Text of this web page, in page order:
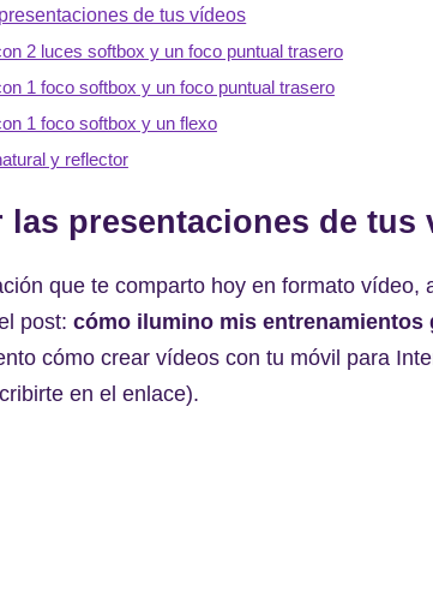
de tus vídeos
2 luces softbox y un foco puntual trasero
1 foco softbox y un foco puntual trasero
1 foco softbox y un flexo
y reflector
presentaciones de tus
que te comparto hoy en formato vídeo,
post: cómo ilumino mis entrenamientos
cómo crear vídeos con tu móvil para
en el enlace).